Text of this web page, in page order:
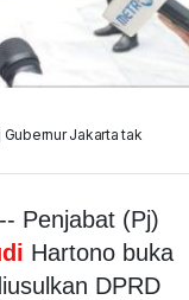
Jakarta tak
Penjabat (Pj)
Hartono buka
DPRD